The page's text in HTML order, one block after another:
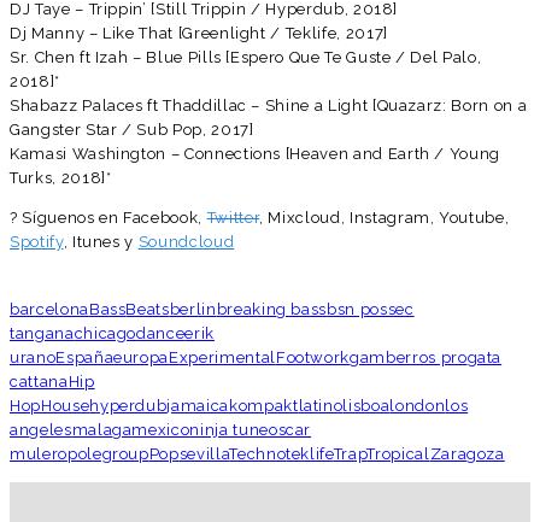
DJ Taye – Trippin’ [Still Trippin / Hyperdub, 2018]
Dj Manny – Like That [Greenlight / Teklife, 2017]
Sr. Chen ft Izah – Blue Pills [Espero Que Te Guste / Del Palo,
2018]*
Shabazz Palaces ft Thaddillac – Shine a Light [Quazarz: Born on a
Gangster Star / Sub Pop, 2017]
Kamasi Washington – Connections [Heaven and Earth / Young
Turks, 2018]*
? Síguenos en Facebook,Twitter, Mixcloud, Instagram, Youtube,
Spotify, Itunes y Soundcloud
barcelona BassBeatsberlin breaking bassbsn possec
tanganachicagodanceerik
uranoEspañaeuropa Experimental Footworkgamberros progata
cattana Hip
HopHousehyperdubjamaica kompaktlatinolisboalondonlos
angelesmalagamexiconinja tuneoscar
muleropolegroupPopsevillaTechnoteklifeTrapTropical Zaragoza